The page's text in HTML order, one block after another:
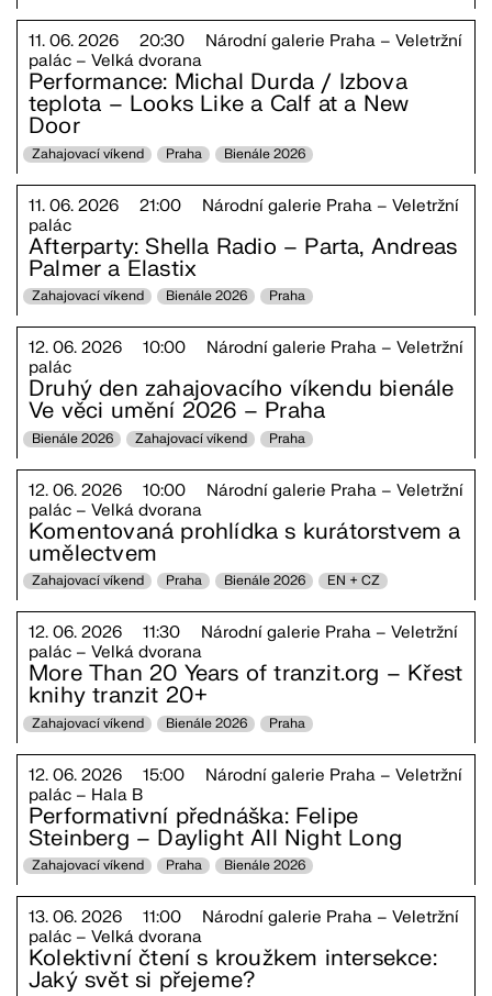
Performance: Michal Durda / Izbova
teplota – Looks Like a Calf at a New
Door
11. 06. 2026 20:30
Národní galerie Praha – Veletržní
palác – Velká dvorana
Zahajovací víkend Praha Bienále 2026
Afterparty: Shella Radio – Parta, Andreas
Palmer a Elastix
11. 06. 2026 21:00
Národní galerie Praha – Veletržní
palác
Zahajovací víkend Bienále 2026 Praha
Druhý den zahajovacího víkendu bienále
Ve věci umění 2026 – Praha
12. 06. 2026 10:00
Národní galerie Praha – Veletržní
palác
Bienále 2026 Zahajovací víkend Praha
Komentovaná prohlídka s kurátorstvem a
umělectvem
12. 06. 2026 10:00
Národní galerie Praha – Veletržní
palác – Velká dvorana
Zahajovací víkend Praha Bienále 2026 EN + CZ
More Than 20 Years of tranzit.org – Křest
knihy tranzit 20+
12. 06. 2026 11:30
Národní galerie Praha – Veletržní
palác – Velká dvorana
Zahajovací víkend Bienále 2026 Praha
Performativní přednáška: Felipe
Steinberg – Daylight All Night Long
12. 06. 2026 15:00
Národní galerie Praha – Veletržní
palác – Hala B
Zahajovací víkend Praha Bienále 2026
Kolektivní čtení s kroužkem intersekce:
Jaký svět si přejeme?
13. 06. 2026 11:00
Národní galerie Praha – Veletržní
palác – Velká dvorana